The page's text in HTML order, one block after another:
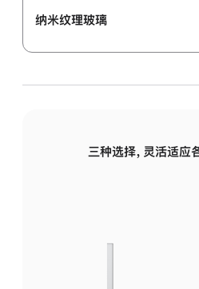
纳米纹理玻璃
三种选择，灵活适应